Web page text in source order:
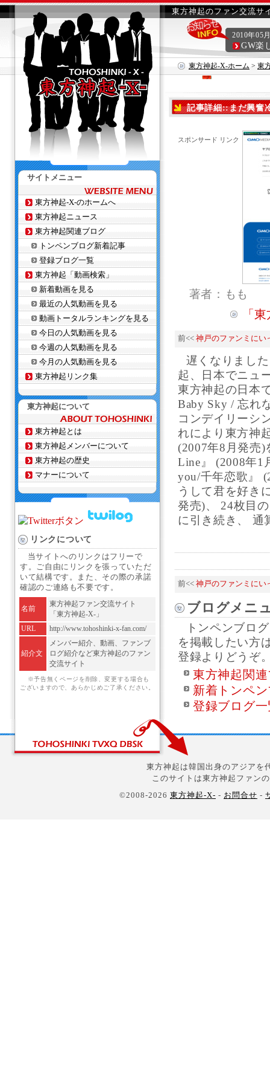
東方神起のファン交流サ
東方神起-X-ホーム > 東
2010年05
GW楽
記事詳細::まだ興奮
スポンサード リンク
著者：もも
「
前<< 神戸のファンミにい
遅くなりまし
起、日本でニュ
東方神起の日本
Baby Sky / 忘れ
コンデイリーシ
れにより東方神
(2007年8月発売)
Line』 (2008年1
you/千年恋歌』
うして君を好き
発売)、 24枚目
に引き続き、 通
前<< 神戸のファンミにい
ブログメニ
トンペンブロ
を掲載したい方
登録よりどうぞ
東方神起関
新着トンペ
登録ブログ
サイトメニュー
東方神起-X-のホームへ
東方神起ニュース
東方神起関連ブログ
トンペンブログ新着記事
登録ブログ一覧
東方神起「動画検索」
新着動画を見る
最近の人気動画を見る
動画トータルランキングを見る
今日の人気動画を見る
今週の人気動画を見る
今月の人気動画を見る
東方神起リンク集
東方神起について
東方神起とは
東方神起メンバーについて
東方神起の歴史
マナーについて
リンクについて
当サイトへのリンクはフリーで
す。ご自由にリンクを張っていただ
いて結構です。また、その際の承諾
確認のご連絡も不要です。
名前
東方神起ファン交流サイト
「東方神起-X-」
URL
http://www.tohoshinki-x-fan.com/
紹介文
メンバー紹介、動画、ファンブ
ログ紹介など東方神起のファン
交流サイト
※予告無くページを削除、変更する場合も
ございますので、あらかじめご了承ください。
東方神起は韓国出身のアジアを
このサイトは東方神起ファン
©2008-2026 東方神起-X- - お問合せ -